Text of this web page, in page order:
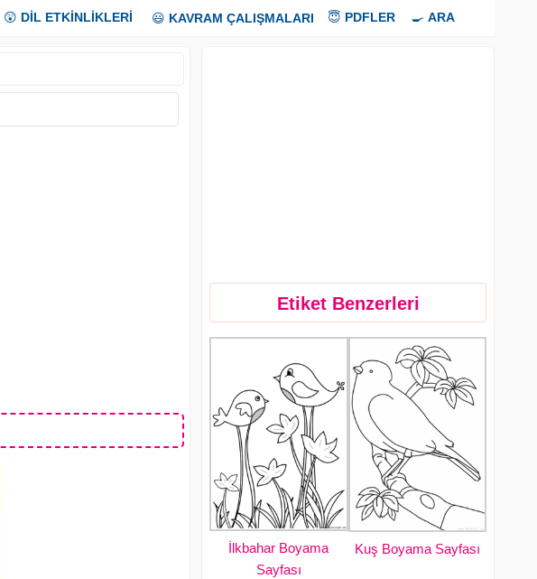
😲 DİL ETKİNLİKLERİ 😃 KAVRAM ÇALIŞMALARI 😇 PDFLER 🍳 ARA
Etiket Benzerleri
İlkbahar Boyama
Sayfası
Kuş Boyama Sayfası